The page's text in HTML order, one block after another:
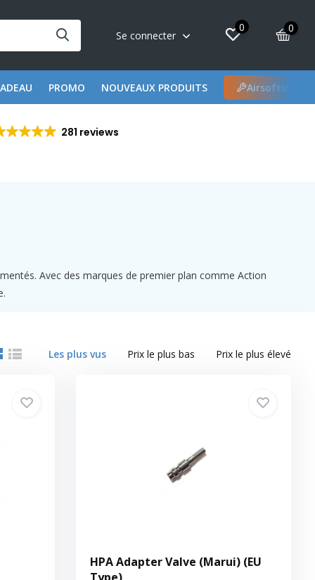
Se connecter
0 0
PROMO NOUVEAUX PRODUITS Airsoftshop
281 reviews
Avec des marques de premier plan comme Action
Les plus vus Prix le plus bas Prix le plus élevé
HPA Adapter Valve (Marui) (EU